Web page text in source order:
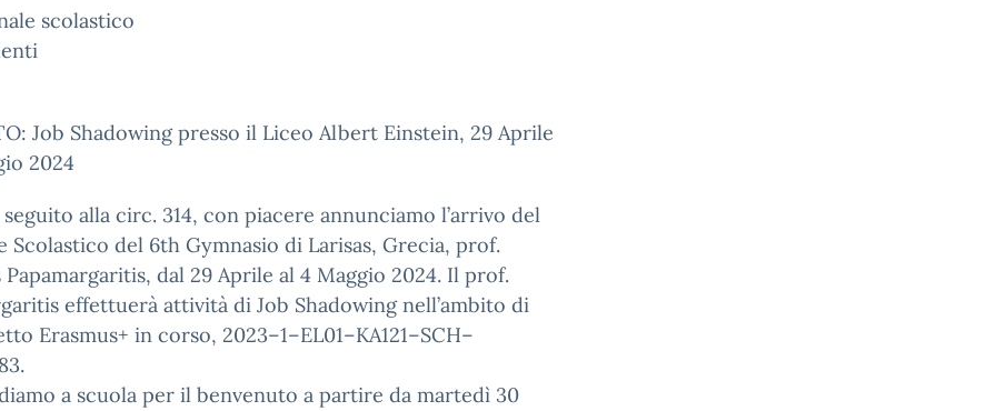
scolastico
Job Shadowing presso il Liceo Albert Einstein, 29 Aprile
2024
seguito alla circ. 314, con piacere annunciamo l’arrivo del
Scolastico del 6th Gymnasio di Larisas, Grecia, prof.
Papamargaritis, dal 29 Aprile al 4 Maggio 2024. Il prof.
effettuerà attività di Job Shadowing nell’ambito di
Erasmus+ in corso, 2023–1–EL01–KA121–SCH–
a scuola per il benvenuto a partire da martedì 30